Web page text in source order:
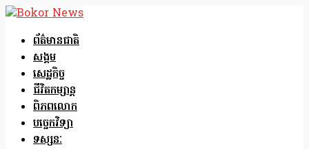
ព័ត៌មានជាតិ
សង្គម
សេដ្ឋកិច្ច
ជីវិតកម្សាន្ត
ពិភពលោក
បច្ចេកវិទ្យា
ទស្សនៈ